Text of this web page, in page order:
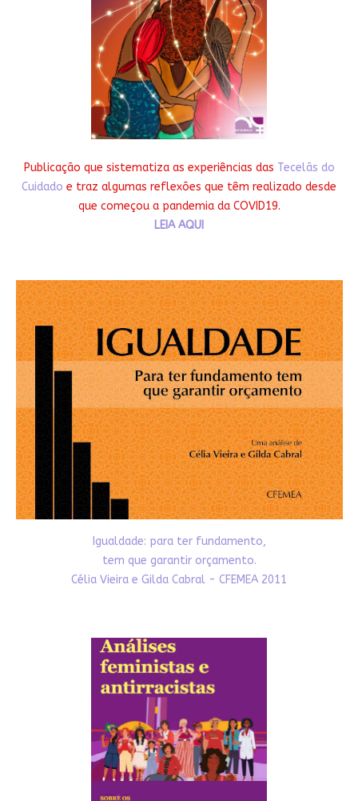
Publicação que sistematiza as experiências das Tecelãs do
Cuidado e traz algumas reflexões que têm realizado desde
que começou a pandemia da COVID19.
LEIA AQUI
Igualdade: para ter fundamento,
tem que garantir orçamento.
Célia Vieira e Gilda Cabral - CFEMEA 2011